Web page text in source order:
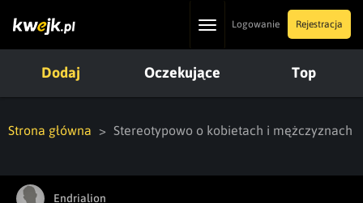
ToggleLogowanie Rejestracja
Dodaj Oczekujące Top
Strona główna Stereotypowo o kobietach i mężczyznach
Endrialion